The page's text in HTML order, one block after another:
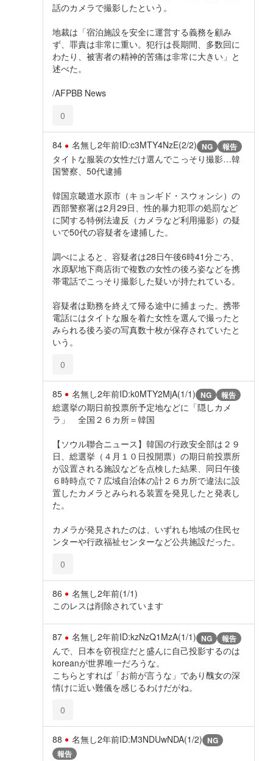
話のカメラで撮影したという。
地裁は「宿泊施設を安全に運営する義務を顧み
ず、罪責は非常に重い。犯行は長期間、多数回に
わたり、被害者の精神的苦痛は非常に大きい」と
述べた。
/AFPBB News
0
84 名無し2年前ID:c3MTY4NzE(2/2) NG 報告
タイトな服装の女性だけ選んでこっそり撮影…韓
国警察、50代逮捕
韓国京畿道水原市（キョンギド・スウォンシ）の
西部警察署は2月29日、性的暴力犯罪の処罰など
に関する特例法違反（カメラなど利用撮影）の疑
いで50代の容疑者を逮捕した。
調べによると、容疑者は28日午後6時41分ごろ、
水原駅地下商店街で複数の女性の後ろ姿などを携
帯電話でこっそり撮影した疑いが持たれている。
容疑者は勤務を終えて帰る途中に捕まった。携帯
電話にはタイトな服を着た女性を選んで撮ったと
みられる後ろ姿の写真数十枚が保存されていたと
いう。
0
85 名無し2年前ID:k0MTY2MjA(1/1) NG 報告
総選挙の期日前投票所予定地などに「隠しカメ
ラ」 全国２６カ所＝韓国
【ソウル聯合ニュース】韓国の行政安全部は２９
日、総選挙（４月１０日投開票）の期日前投票所
が設置される施設などを点検した結果、同日午後
６時時点で７広域自治体の計２６カ所で違法に設
置したカメラとみられる装置を発見したと発表し
た。
カメラが発見されたのは、いずれも地域の住民セ
ンターや行政福祉センターなど公共施設だった。
0
86 名無し2年前(1/1)
このレスは削除されています
87 名無し2年前ID:kzNzQ1MzA(1/1) NG 報告
んで、日本を窃視症だと盛んに自己投影するのは
koreanが世界唯一だろうな。
こちらとすれば「お前が言うな」であり醜女の深
情けに近い難儀を感じるわけだがね。
0
88 名無し2年前ID:M3NDUwNDA(1/2) NG
報告